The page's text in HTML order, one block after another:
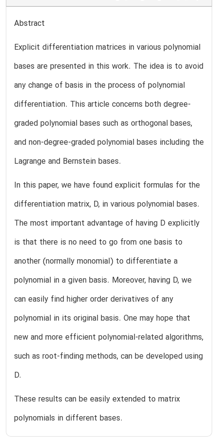
Abstract
Explicit differentiation matrices in various polynomial
bases are presented in this work. The idea is to avoid
any change of basis in the process of polynomial
differentiation. This article concerns both degree-
graded polynomial bases such as orthogonal bases,
and non-degree-graded polynomial bases including the
Lagrange and Bernstein bases.
In this paper, we have found explicit formulas for the
differentiation matrix, D, in various polynomial bases.
The most important advantage of having D explicitly
is that there is no need to go from one basis to
another (normally monomial) to differentiate a
polynomial in a given basis. Moreover, having D, we
can easily find higher order derivatives of any
polynomial in its original basis. One may hope that
new and more efficient polynomial-related algorithms,
such as root-finding methods, can be developed using
D.
These results can be easily extended to matrix
polynomials in different bases.